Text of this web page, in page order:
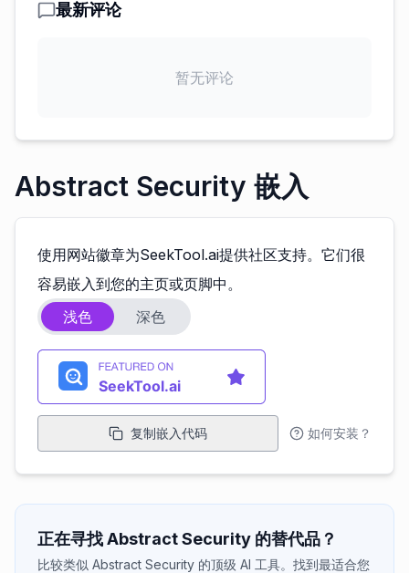
最新评论
暂无评论
Abstract Security 嵌入
使用网站徽章为SeekTool.ai提供社区支持。它们很
容易嵌入到您的主页或页脚中。
浅色
深色
复制嵌入代码 如何安装？
正在寻找 Abstract Security 的替代品？
比较类似 Abstract Security 的顶级 AI 工具。找到最适合您